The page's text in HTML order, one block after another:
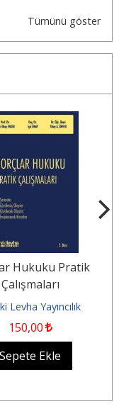
Tümünü göster
Hukuku Pratik
Çalışmaları
Levha Yayıncılık
150,00
Sepete Ekle